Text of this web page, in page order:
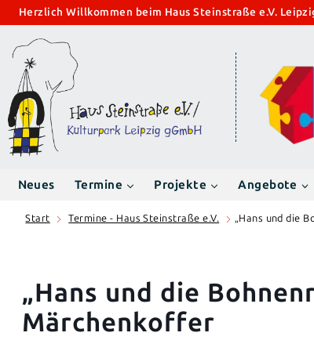
Zum
springen
Herzlich Willkommen beim Haus Steinstraße e.V.
Neues Termine Projekte Angebote
Start Termine - Haus Steinstraße e.V. „Hans und die
„Hans und die
Märchenkoffer